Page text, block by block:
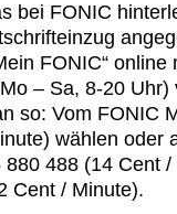
bei FONIC
FONIC“ online
– Sa, 8-20 Uhr)
so: Vom FONIC
wählen oder
488 (14 Cent
Cent / Minute).